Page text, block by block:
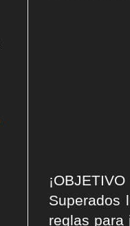
Superados
reglas para